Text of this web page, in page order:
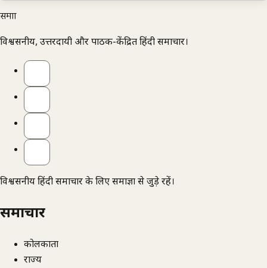
समाज्ञा
विश्वसनीय, उत्तरदायी और पाठक-केंद्रित हिंदी समाचार।
विश्वसनीय हिंदी समाचार के लिए समाज्ञा से जुड़े रहें।
समाचार
कोलकाता
राज्य